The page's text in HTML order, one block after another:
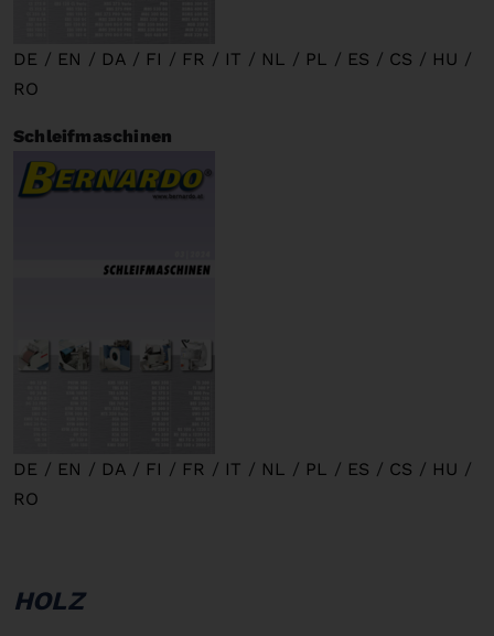
DE / EN / DA / FI / FR / IT / NL / PL / ES / CS / HU /
RO
Schleifmaschinen
DE / EN / DA / FI / FR / IT / NL / PL / ES / CS / HU /
RO
HOLZ